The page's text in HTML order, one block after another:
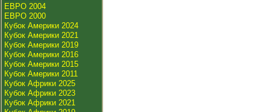
ЕВРО 2004
ЕВРО 2000
Кубок Америки 2024
Кубок Америки 2021
Кубок Америки 2019
Кубок Америки 2016
Кубок Америки 2015
Кубок Америки 2011
Кубок Африки 2025
Кубок Африки 2023
Кубок Африки 2021